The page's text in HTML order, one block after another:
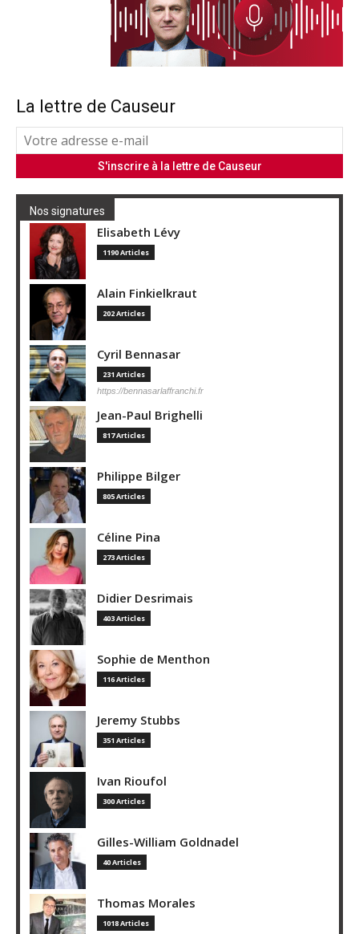
La lettre de Causeur
Nos signatures
Elisabeth Lévy
1190 Articles
Alain Finkielkraut
202 Articles
Cyril Bennasar
231 Articles
https://bennasarlaffranchi.fr
Jean-Paul Brighelli
817 Articles
Philippe Bilger
805 Articles
Céline Pina
273 Articles
Didier Desrimais
403 Articles
Sophie de Menthon
116 Articles
Jeremy Stubbs
351 Articles
Ivan Rioufol
300 Articles
Gilles-William Goldnadel
40 Articles
Thomas Morales
1018 Articles